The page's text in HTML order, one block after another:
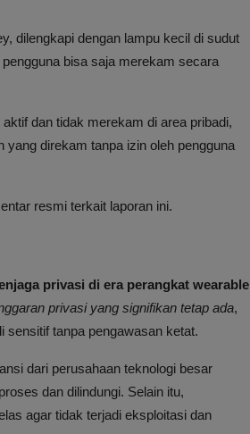
dilengkapi dengan lampu kecil di sudut
bisa saja merekam secara
dan tidak merekam di area pribadi,
direkam tanpa izin oleh pengguna
resmi terkait laporan ini.
privasi di era perangkat wearable
privasi yang signifikan tetap ada,
sensitif tanpa pengawasan ketat.
dari perusahaan teknologi besar
dan dilindungi. Selain itu,
agar tidak terjadi eksploitasi dan